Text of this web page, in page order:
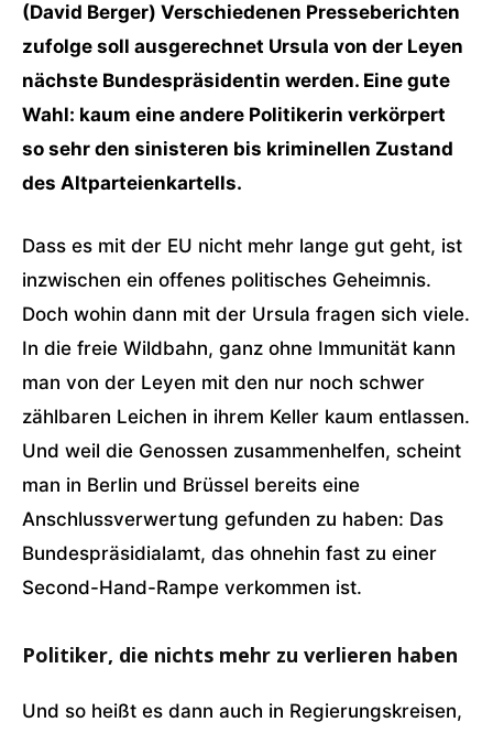
(David Berger) Verschiedenen Presseberichten
zufolge soll ausgerechnet Ursula von der Leyen
nächste Bundespräsidentin werden. Eine gute
Wahl: kaum eine andere Politikerin verkörpert
so sehr den sinisteren bis kriminellen Zustand
des Altparteienkartells.
Dass es mit der EU nicht mehr lange gut geht, ist
inzwischen ein offenes politisches Geheimnis.
Doch wohin dann mit der Ursula fragen sich viele.
In die freie Wildbahn, ganz ohne Immunität kann
man von der Leyen mit den nur noch schwer
zählbaren Leichen in ihrem Keller kaum entlassen.
Und weil die Genossen zusammenhelfen, scheint
man in Berlin und Brüssel bereits eine
Anschlussverwertung gefunden zu haben: Das
Bundespräsidialamt, das ohnehin fast zu einer
Second-Hand-Rampe verkommen ist.
Politiker, die nichts mehr zu verlieren haben
Und so heißt es dann auch in Regierungskreisen,